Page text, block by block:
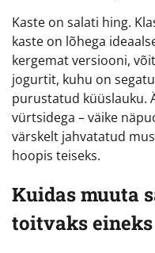
Kaste on salati hing.
kaste on lõhega
kergemat versiooni,
jogurtit, kuhu on
purustatud küüslauku.
vürtsidega – väike
värskelt jahvatatud
hoopis teiseks.
Kuidas muuta
toitvaks eineks